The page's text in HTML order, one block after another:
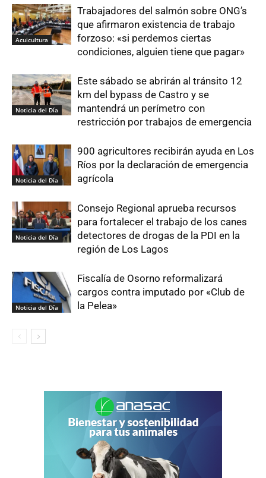
Acuicultura
Trabajadores del salmón sobre ONG’s
que afirmaron existencia de trabajo
forzoso: «si perdemos ciertas
condiciones, alguien tiene que pagar»
Noticia del Día
Este sábado se abrirán al tránsito 12
km del bypass de Castro y se
mantendrá un perímetro con
restricción por trabajos de emergencia
Noticia del Día
900 agricultores recibirán ayuda en Los
Ríos por la declaración de emergencia
agrícola
Noticia del Día
Consejo Regional aprueba recursos
para fortalecer el trabajo de los canes
detectores de drogas de la PDI en la
región de Los Lagos
Noticia del Día
Fiscalía de Osorno reformalizará
cargos contra imputado por «Club de
la Pelea»